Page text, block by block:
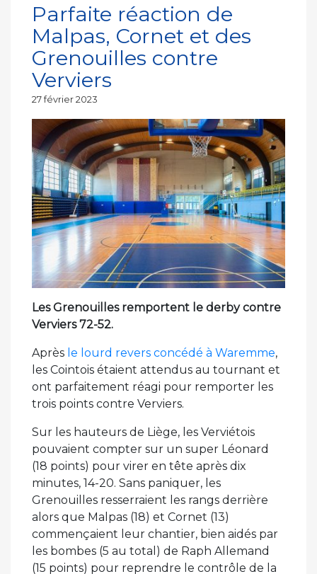
Parfaite réaction de
Malpas, Cornet et des
Grenouilles contre
Verviers
Publié
27 février 2023
Les Grenouilles remportent le derby contre
Verviers 72-52.
Après le lourd revers concédé à Waremme,
les Cointois étaient attendus au tournant et
ont parfaitement réagi pour remporter les
trois points contre Verviers.
Sur les hauteurs de Liège, les Verviétois
pouvaient compter sur un super Léonard
(18 points) pour virer en tête après dix
minutes, 14-20. Sans paniquer, les
Grenouilles resserraient les rangs derrière
alors que Malpas (18) et Cornet (13)
commençaient leur chantier, bien aidés par
les bombes (5 au total) de Raph Allemand
(15 points) pour reprendre le contrôle de la